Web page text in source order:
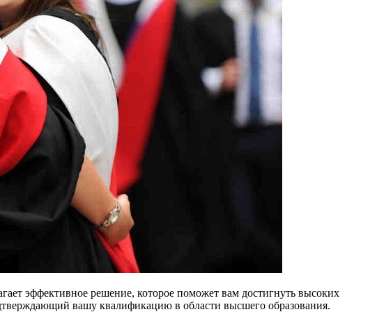
эффективное решение, которое поможет вам достигнуть высоких
вашу квалификацию в области высшего образования.